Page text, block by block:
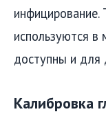
инфицирование.
используются в
доступны и для
Калибровка